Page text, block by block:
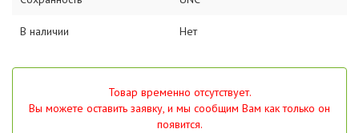
В наличии Нет
Товар временно отсутствует.
Вы можете оставить заявку, и мы сообщим Вам как только он
появится.